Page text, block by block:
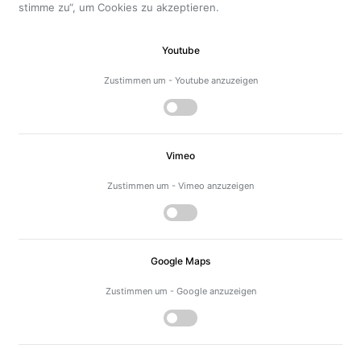
stimme zu“, um Cookies zu akzeptieren.
Youtube
Zustimmen um - Youtube anzuzeigen
Vimeo
Zustimmen um - Vimeo anzuzeigen
Google Maps
Zustimmen um - Google anzuzeigen